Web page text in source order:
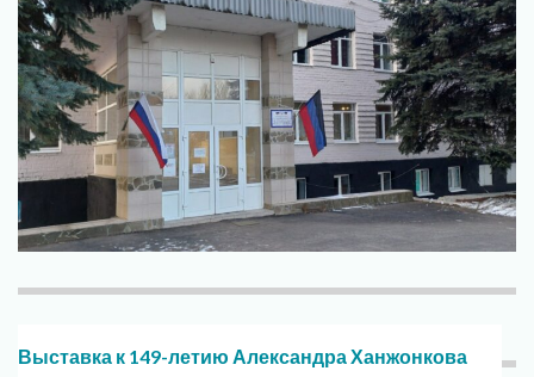
Выставка к 149-летию Александра Ханжонкова